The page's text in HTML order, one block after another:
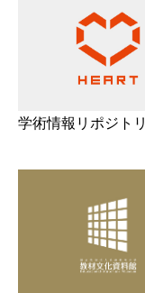
学術情報リポジトリ